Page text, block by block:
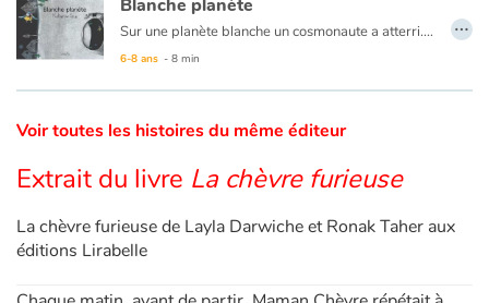
Catalogue anglais
Contraste +
Aide
Accueil
Blanche planète
Sur une planète blanche un cosmonaute a atterri. Il va explorer les lieux et découvrir ses habitants et leur mode de vie qui n'est pas sans rappeler le nôtre et pour cause…
6-8 ans - 8 min
…
Voir toutes les histoires du même éditeur
Extrait du livre La chèvre furieuse
La chèvre furieuse de Layla Darwiche et Ronak Taher aux
éditions Lirabelle